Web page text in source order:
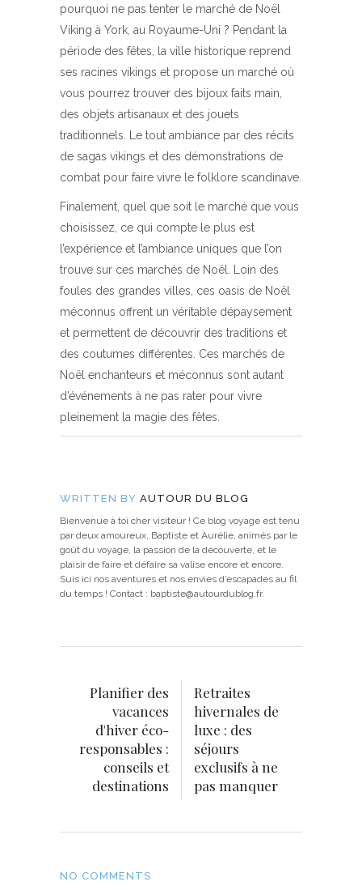
pourquoi ne pas tenter le marché de Noël
Viking à York, au Royaume-Uni ? Pendant la
période des fêtes, la ville historique reprend
ses racines vikings et propose un marché où
vous pourrez trouver des bijoux faits main,
des objets artisanaux et des jouets
traditionnels. Le tout ambiance par des récits
de sagas vikings et des démonstrations de
combat pour faire vivre le folklore scandinave.
Finalement, quel que soit le marché que vous
choisissez, ce qui compte le plus est
l’expérience et l’ambiance uniques que l’on
trouve sur ces marchés de Noël. Loin des
foules des grandes villes, ces oasis de Noël
méconnus offrent un véritable dépaysement
et permettent de découvrir des traditions et
des coutumes différentes. Ces marchés de
Noël enchanteurs et méconnus sont autant
d’événements à ne pas rater pour vivre
pleinement la magie des fêtes.
WRITTEN BY AUTOUR DU BLOG
Bienvenue à toi cher visiteur ! Ce blog voyage est tenu
par deux amoureux, Baptiste et Aurélie, animés par le
goût du voyage, la passion de la découverte, et le
plaisir de faire et défaire sa valise encore et encore.
Suis ici nos aventures et nos envies d’escapades au fil
du temps ! Contact : baptiste@autourdublog.fr.
Planifier des
vacances
d'hiver éco-
responsables :
conseils et
destinations
Retraites
hivernales de
luxe : des
séjours
exclusifs à ne
pas manquer
NO COMMENTS